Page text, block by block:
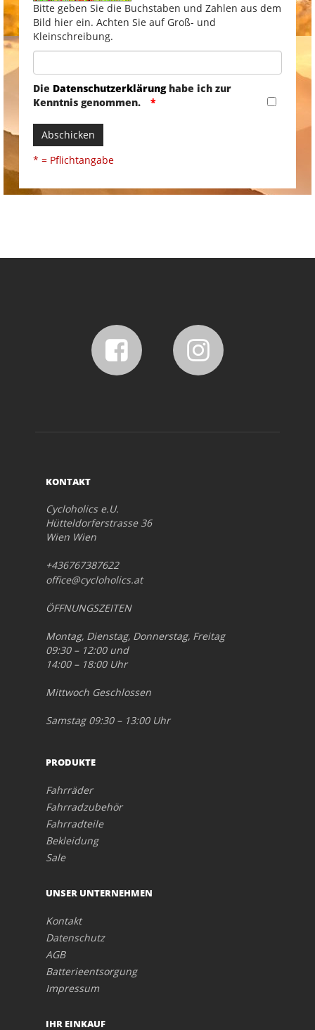
Bitte geben Sie die Buchstaben und Zahlen aus dem
Bild hier ein. Achten Sie auf Groß- und
Kleinschreibung.
Die Datenschutzerklärunghabe ich zur
Kenntnis genommen.
Abschicken
* = Pflichtangabe
KONTAKT
Cycloholics e.U.
Hütteldorferstrasse 36
Wien Wien
+436767387622
office@cycloholics.at
ÖFFNUNGSZEITEN
Montag, Dienstag, Donnerstag, Freitag
09:30 – 12:00 und
14:00 – 18:00 Uhr
Mittwoch Geschlossen
Samstag 09:30 – 13:00 Uhr
PRODUKTE
Fahrräder
Fahrradzubehör
Fahrradteile
Bekleidung
Sale
UNSER UNTERNEHMEN
Kontakt
Datenschutz
AGB
Batterieentsorgung
Impressum
IHR EINKAUF